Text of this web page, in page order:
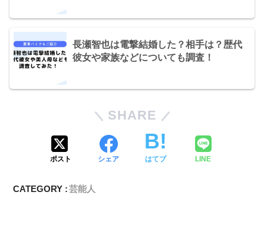
長瀬智也は電撃結婚した？相手は？歴代
彼女や家族などについても調査！
SHARE
ポスト シェア はてブ LINE
CATEGORY :芸能人